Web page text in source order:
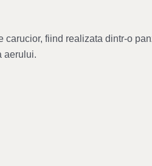
fiind realizata dintr-o
aerului.